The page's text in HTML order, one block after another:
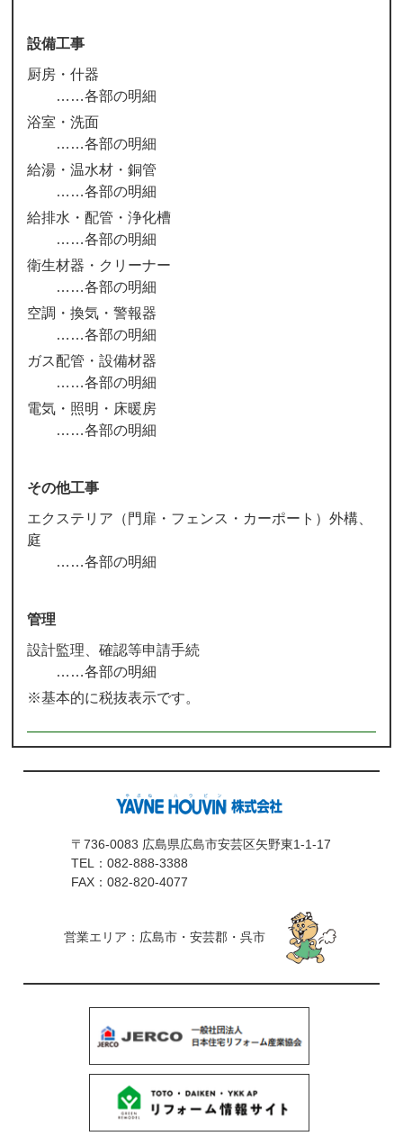
設備工事
厨房・什器
各部の明細
浴室・洗面
各部の明細
給湯・温水材・銅管
各部の明細
給排水・配管・浄化槽
各部の明細
衛生材器・クリーナー
各部の明細
空調・換気・警報器
各部の明細
ガス配管・設備材器
各部の明細
電気・照明・床暖房
各部の明細
その他工事
エクステリア（門扉・フェンス・カーポート）外構、
庭
各部の明細
管理
設計監理、確認等申請手続
各部の明細
※基本的に税抜表示です。
〒736-0083 広島県広島市安芸区矢野東1-1-17
TEL：082-888-3388
FAX：082-820-4077
営業エリア：広島市・安芸郡・呉市